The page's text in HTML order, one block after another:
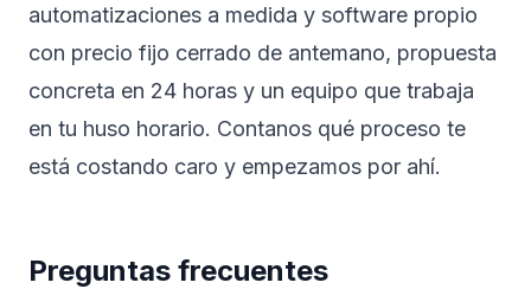
automatizaciones a medida y software propio
con precio fijo cerrado de antemano, propuesta
concreta en 24 horas y un equipo que trabaja
en tu huso horario. Contanos qué proceso te
está costando caro y empezamos por ahí.
Preguntas frecuentes